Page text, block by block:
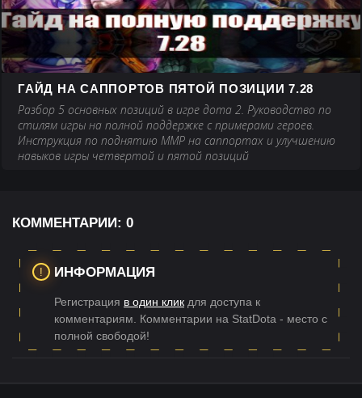
ГАЙД НА САППОРТОВ ПЯТОЙ ПОЗИЦИИ 7.28
Разбор 5 основных позиций в игре дота 2. Руководство по
стилям игры на полной поддержке с примерами героев.
Инструкция по поднятию ММР на саппортах и улучшению
навыков игры четвертой и пятой позиций
КОММЕНТАРИИ: 0
ИНФОРМАЦИЯ
Регистрация в один клик для доступа к
комментариям. Комментарии на StatDota - место с
полной свободой!